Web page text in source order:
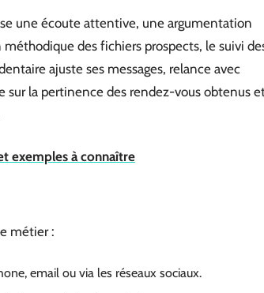
une écoute attentive, une argumentation
méthodique des fichiers prospects, le suivi
ajuste ses messages, relance avec
sur la pertinence des rendez-vous obtenus
exemples à connaître
métier :
email ou via les réseaux sociaux.